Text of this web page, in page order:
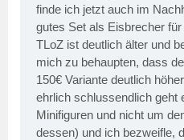
finde ich jetzt auch im
gutes Set als Eisbrecher für
TLoZ ist deutlich älter und
mich zu behaupten, dass
150€ Variante deutlich
ehrlich schlussendlich geht
Minifiguren und nicht um
dessen) und ich bezweifle,